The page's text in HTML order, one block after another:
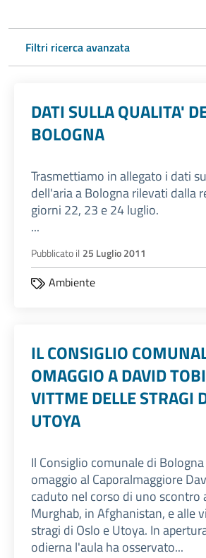
Filtri ricerca avanzata
DATI SULLA QUALITA'
BOLOGNA
Trasmettiamo in allegato i dati
dell'aria a Bologna rilevati dalla
giorni 22, 23 e 24 luglio.
...
Pubblicato il 25 Luglio 2011
Ambiente
IL CONSIGLIO
OMAGGIO A DAVID
VITTME DELLE STRAGI
UTOYA
Il Consiglio comunale di
omaggio al Caporalmaggiore
caduto nel corso di uno scontro
Murghab, in Afghanistan, e alle
stragi di Oslo e Utoya. In
odierna l'aula ha osservato...